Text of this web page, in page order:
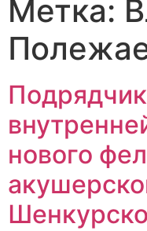
Метка:
нового